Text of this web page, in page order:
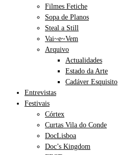
Filmes Fetiche
Sopa de Planos
Steal a Still
Vai~e~Vem
Arquivo
Actualidades
Estado da Arte
Cadáver Esquisito
Entrevistas
Festivais
Córtex
Curtas Vila do Conde
DocLisboa
Doc’s Kingdom